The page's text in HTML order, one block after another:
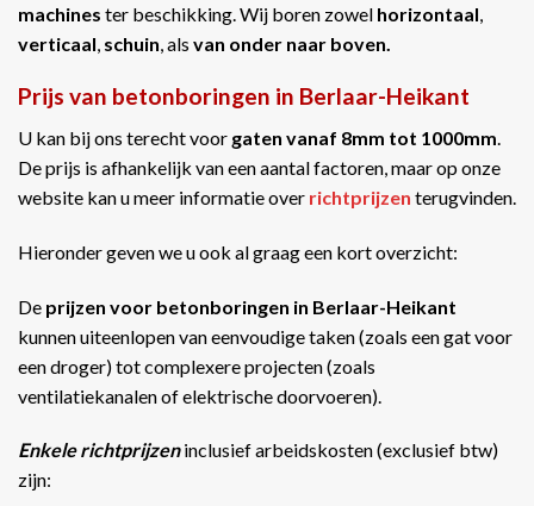
machines ter beschikking. Wij boren zowel horizontaal
verticaal schuin , als van onder naar boven.
Prijs van betonboringen in Berlaar-Heikant
U kan bij ons terecht voor gaten vanaf 8mm tot 1000mm.
De prijs is afhankelijk van een aantal factoren, maar op onze
website kan u meer informatie over richtprijzen terugvinden.
Hieronder geven we u ook al graag een kort overzicht:
De prijzen voor betonboringen in Berlaar-Heikant
kunnen uiteenlopen van eenvoudige taken (zoals een gat voor
een droger) tot complexere projecten (zoals
ventilatiekanalen of elektrische doorvoeren).
Enkele richtprijzeninclusief arbeidskosten (exclusief btw)
zijn: